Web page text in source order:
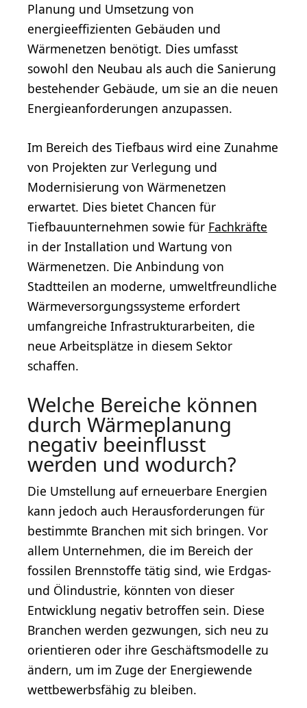
Planung und Umsetzung von
energieeffizienten Gebäuden und
Wärmenetzen benötigt. Dies umfasst
sowohl den Neubau als auch die Sanierung
bestehender Gebäude, um sie an die neuen
Energieanforderungen anzupassen.
Im Bereich des Tiefbaus wird eine Zunahme
von Projekten zur Verlegung und
Modernisierung von Wärmenetzen
erwartet. Dies bietet Chancen für
Tiefbauunternehmen sowie für Fachkräfte
in der Installation und Wartung von
Wärmenetzen. Die Anbindung von
Stadtteilen an moderne, umweltfreundliche
Wärmeversorgungssysteme erfordert
umfangreiche Infrastrukturarbeiten, die
neue Arbeitsplätze in diesem Sektor
schaffen.
Welche Bereiche können
durch Wärmeplanung
negativ beeinflusst
werden und wodurch?
Die Umstellung auf erneuerbare Energien
kann jedoch auch Herausforderungen für
bestimmte Branchen mit sich bringen. Vor
allem Unternehmen, die im Bereich der
fossilen Brennstoffe tätig sind, wie Erdgas-
und Ölindustrie, könnten von dieser
Entwicklung negativ betroffen sein. Diese
Branchen werden gezwungen, sich neu zu
orientieren oder ihre Geschäftsmodelle zu
ändern, um im Zuge der Energiewende
wettbewerbsfähig zu bleiben.